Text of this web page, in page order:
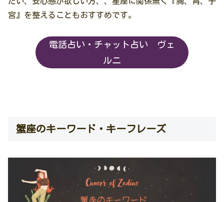
宮』を整えることもおすすめです。
電話占い・チャット占い ヴェ
ルニ
蟹座のキーワード・キーフレーズ